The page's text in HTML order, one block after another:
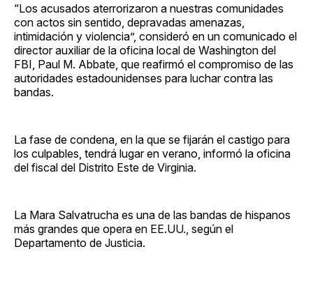
“Los acusados aterrorizaron a nuestras comunidades
con actos sin sentido, depravadas amenazas,
intimidación y violencia”, consideró en un comunicado el
director auxiliar de la oficina local de Washington del
FBI, Paul M. Abbate, que reafirmó el compromiso de las
autoridades estadounidenses para luchar contra las
bandas.
La fase de condena, en la que se fijarán el castigo para
los culpables, tendrá lugar en verano, informó la oficina
del fiscal del Distrito Este de Virginia.
La Mara Salvatrucha es una de las bandas de hispanos
más grandes que opera en EE.UU., según el
Departamento de Justicia.